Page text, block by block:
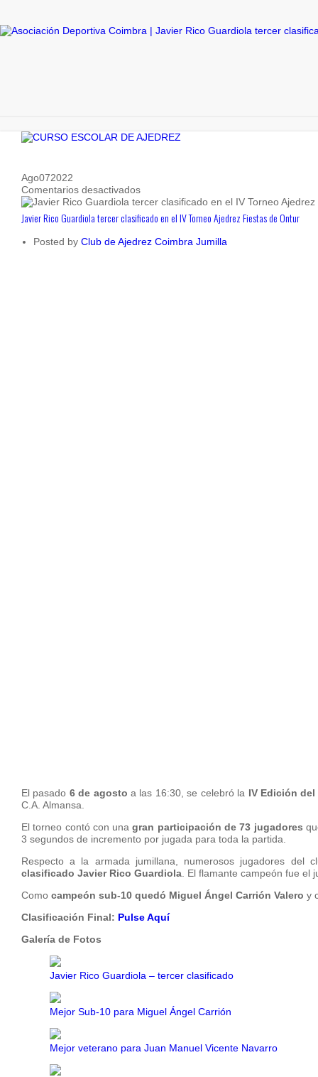
Ago072022
Comentarios desactivadosen
Javier
Rico
Guardiola
tercer
Javier Rico Guardiola tercer clasificado en el IV Torneo Ajedrez Fiestas de Ontur
Posted by Club de Ajedrez Coimbra Jumilla
El pasado 6 de agosto a las 16:30, se celebró la IV Edición
C.A. Almansa.
El torneo contó con unagran participación de 73 jugadores
3 segundos de incremento por jugada para toda la partida.
Respecto a la armada jumillana, numerosos jugadores del
clasificado Javier Rico Guardiola . El flamante campeón fue
Como campeón sub-10 quedó Miguel Ángel Carrión Valero y
Clasificación Final: Pulse Aquí
Galería de Fotos
Javier Rico Guardiola – tercer clasificado
Mejor Sub-10 para Miguel Ángel Carrión
Mejor veterano para Juan Manuel Vicente Navarro